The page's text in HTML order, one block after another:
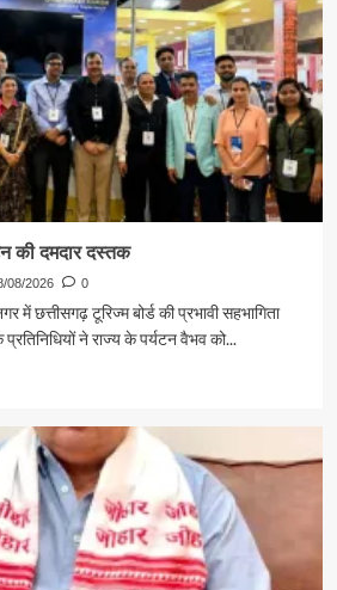
की दमदार दस्तक
08/2026 0
में छत्तीसगढ़ टूरिज्म बोर्ड की प्रभावी सहभागिता
ने राज्य के पर्यटन वैभव को...